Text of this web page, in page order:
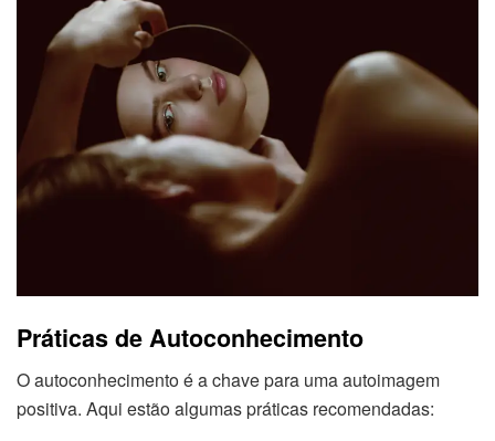
Práticas de Autoconhecimento
O autoconhecimento é a chave para uma autoimagem
positiva. Aqui estão algumas práticas recomendadas: